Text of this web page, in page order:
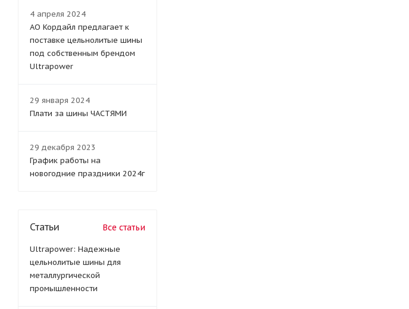
4 апреля 2024
АО Кордайл предлагает к
поставке цельнолитые шины
под собственным брендом
Ultrapower
29 января 2024
Плати за шины ЧАСТЯМИ
29 декабря 2023
График работы на
новогодние праздники 2024г
Статьи Все статьи
Ultrapower: Надежные
цельнолитые шины для
металлургической
промышленности